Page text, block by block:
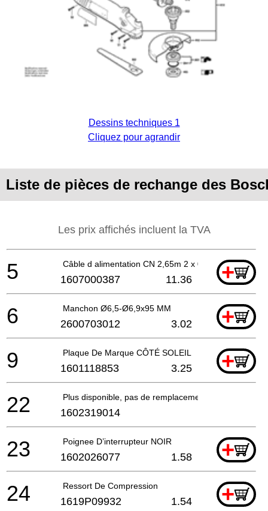
Dessins techniques 1
Cliquez pour agrandir
Liste de pièces de rechange des
Les prix affichés incluent la TVA
Câble d alimentation CN 2,65m 2 x 0,75mm H05 W-F
+
5 1607000387 11.36
Manchon Ø6,5-Ø6,9x95 MM +
6 2600703012 3.02
Plaque De Marque CÔTÉ SOLEIL +
9 1601118853 3.25
Plus disponible, pas de remplacement
22 1602319014
Poignee D’interrupteur NOIR +
23 1602026077 1.58
Ressort De Compression +
24 1619P09932 1.54